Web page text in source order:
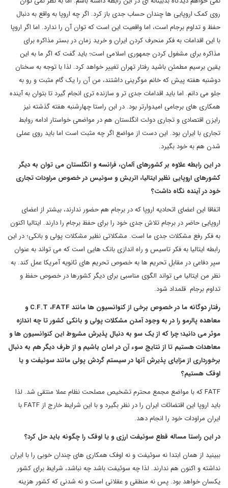
روی کمک اروپایی ها چندان حساب جدی باز کرد. اگر چه اروپا به واقع به دنبال
حفظ و تداوم برجام است، اما واقعیت این است که توان آن را ندارد. اما اگر اروپا
با این اقدامات به فکر منحرف کردن ایران و خرید زمان در بستر مذاکره برای
مذاکره برای مشغول کردن جمهوری اسلامی است؛ باید گفت که اگر ما به این
یقین برسیم مطمئن باشید رفتار تهران تغییر خواهد کرد. لذا با توجه به سخنان
دوشنبه هفته پیش که خانم موگرینی داشتند، من آن را یک گام مثبت و رو به
جلو می دانم. اما باید اقدامات جدی تر و سازنده تری انجام گیرد تا بتوان به آینده
همکاری های برجامی امیدوارتر بود. در ابن راستا چهارشنبه هفته گذشته نیز
رایزن اقتصادی و تجاری دولت انگلستان هم در مواضعی خواستار ادامه روابط
تجاری با ایران بود. این دست از مواضع اگر چه مثبت است اما باید روی عملی
شدن هم به خود بگیرد.
در این رابطه علاوه بر کشورهای آلمان، فرانسه و انگلستان می توان به دیگر
کشورهای اروپایی نظیر ایتالیا، اتریش و سوئیس در خصوص مراودات تجاری
خود در آینده نگاه داشت؟
اتفاقا این اعضای اتحادیه اروپا که در برجام هم حضور ندارند، بیشتر از اعضای
اروپایی حاضر در برجام تلاش جدی خود را برای حفظ برجام را دارند. ایتالیا اکنون
به فکر رفع مشکلات جدی ما است. مشکلاتی نظیر مشکلات پولی و بانکی؛ در این
رابطه ایتالیا به فکر تاسیس و راه اندازی بانک هایی است که می تواند به عنوان
سپر دفاعی در مقابل تحریم ها به خصوص تحریم های ثانویه آمریکا عمل کند. به
نظر من ایتالیا می تواند الگوی مناسبی برای دیگر کشورها در خصوص حفظ و
تداوم برجام قلمداد شود.
رفتار دوگانه ما در خصوص برخی از کنوانسیون ها مانند FATF، C.F.Tو
معاهده پالرمو را در به وجود آمدن مشکلات پولی و بانکی کشور تا چه اندازه
موثر می دانید؛ چرا که از یک سو به دنبال پذیرش مشروط این کنوانسیون ها و
معاهدات هستیم تا از نتایج سوء آن در امان باشیم و از طرف دیگر هم به دنبال
برخورداری از مزایای پذیرش آنها در سیستم گردش پولی مانند سوئیفت و یا
اوفک هستیم؟
FATFکه با مواضع مجمع محترم تشخیص مصلحت نظام عملا منتقی شد. لذا
باید اروپا این اقتضائات ایران را در نظر بگیرد و با این شرایط خارج از FATFبا
ایران مراودات خود را انجام دهد.
در این راستا مساله قطع سوئیفت ارزی و یا اوفک را چگونه باید حل کرد؟
ببینید از همان ابتدا نه سوئیفت و نه اوفک همکاری های چندان خوبی را با ایران
نداشته و اکنون هم ندارند. لذا چه سوئیفت باشد چه نباشد، شرایط برای کشور
یکسان خواهد بود. پس نه منطقی و عقلانی است و نه شدنی که کشور هزینه